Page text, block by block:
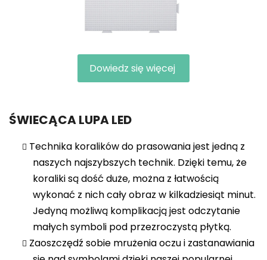
Dowiedz się więcej
ŚWIECĄCA LUPA LED
Technika koralików do prasowania jest jedną z
naszych najszybszych technik. Dzięki temu, że
koraliki są dość duże, można z łatwością
wykonać z nich cały obraz w kilkadziesiąt minut.
Jedyną możliwą komplikacją jest odczytanie
małych symboli pod przezroczystą płytką.
Zaoszczędź sobie mrużenia oczu i zastanawiania